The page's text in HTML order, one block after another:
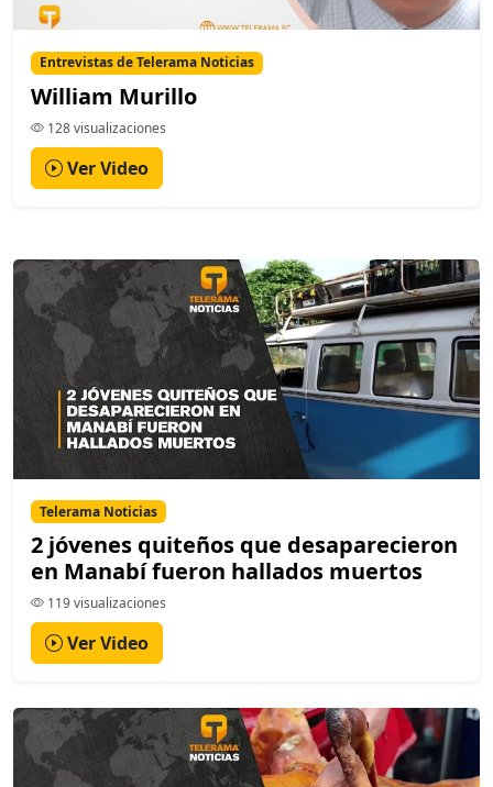
Entrevistas de Telerama Noticias
William Murillo
128 visualizaciones
Ver Video
Telerama Noticias
2 jóvenes quiteños que desaparecieron
en Manabí fueron hallados muertos
119 visualizaciones
Ver Video